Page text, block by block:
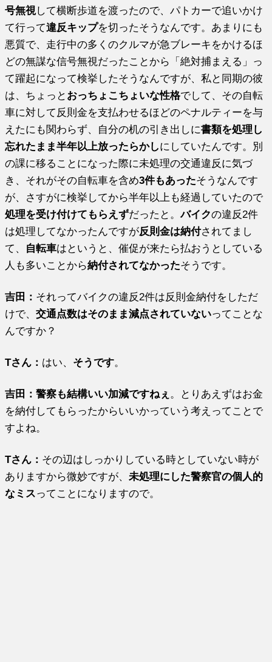
号無視して横断歩道を渡ったので、パトカーで追いかけ
て行って違反キップを切ったそうなんです。あまりにも
悪質で、走行中の多くのクルマが急ブレーキをかけるほ
どの無謀な信号無視だったことから「絶対捕まえる」っ
て躍起になって検挙したそうなんですが、私と同期の彼
は、ちょっと おっちょこちょいな性格でして、その自転
車に対して反則金を支払わせるほどのペナルティーを与
えたにも関わらず、自分の机の引き出しに書類を処理し
忘れたまま半年以上放ったらかしにしていたんです。別
の課に移ることになった際に未処理の交通違反に気づ
き、それがその自転車を含め3件もあったそうなんです
が、さすがに検挙してから半年以上も経過していたので
処理を受け付けてもらえずだったと。バイクの違反2件
は処理してなかったんですが反則金は納付されてまし
て、 自転車はというと、催促が来たら払おうとしている
人も多いことから納付されてなかったそうです。
吉田： それってバイクの違反2件は反則金納付をしただ
けで、交通点数はそのまま減点されていないってことな
んですか？
Tさん： はい、 そうです。
吉田：警察も結構いい加減ですねぇ 。とりあえずはお金
を納付してもらったからいいかっていう考えってことで
すよね。
Tさん： その辺はしっかりしている時としていない時が
ありますから微妙ですが、 未処理にした警察官の個人的
なミスってことになりますので。